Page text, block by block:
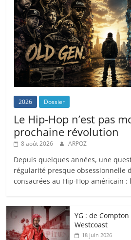
2026 Dossier
Le Hip-Hop n’est pas
prochaine révolution
8 août 2026 ARPOZ
Depuis quelques années, une
régularité presque obsessionnelle
consacrées au Hip-Hop américain :
YG : de
Westcoast
18 juin 2026